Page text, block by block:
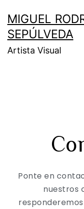
MIGUEL
SEPÚLVEDA
Artista Visual
Ponte en
nuestros